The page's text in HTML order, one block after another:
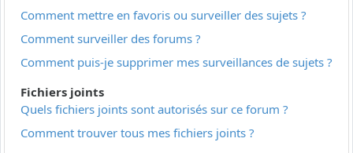
Comment mettre en favoris ou surveiller des sujets ?
Comment surveiller des forums ?
Comment puis-je supprimer mes surveillances de sujets ?
Fichiers joints
Quels fichiers joints sont autorisés sur ce forum ?
Comment trouver tous mes fichiers joints ?